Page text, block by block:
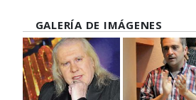
GALERÍA DE IMÁGENES